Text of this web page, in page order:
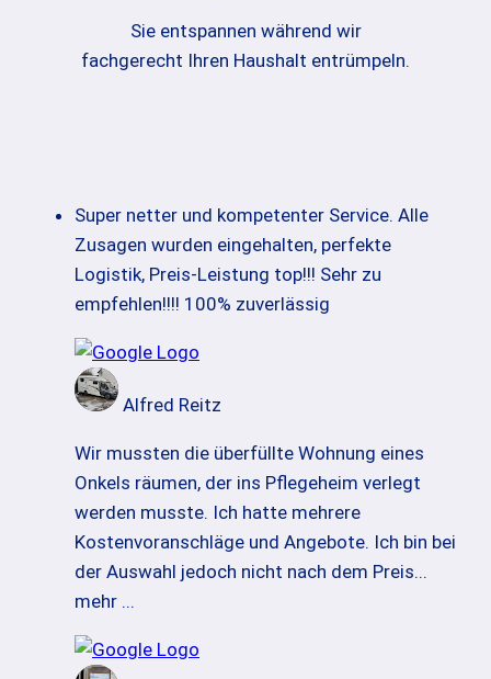
Sie entspannen während wir
fachgerecht Ihren Haushalt entrümpeln.
Super netter und kompetenter Service. Alle
Zusagen wurden eingehalten, perfekte
Logistik, Preis-Leistung top!!! Sehr zu
empfehlen!!!! 100% zuverlässig
Alfred Reitz
Wir mussten die überfüllte Wohnung eines
Onkels räumen, der ins Pflegeheim verlegt
werden musste. Ich hatte mehrere
Kostenvoranschläge und Angebote. Ich bin bei
der Auswahl jedoch nicht nach dem Preis...
mehr ...